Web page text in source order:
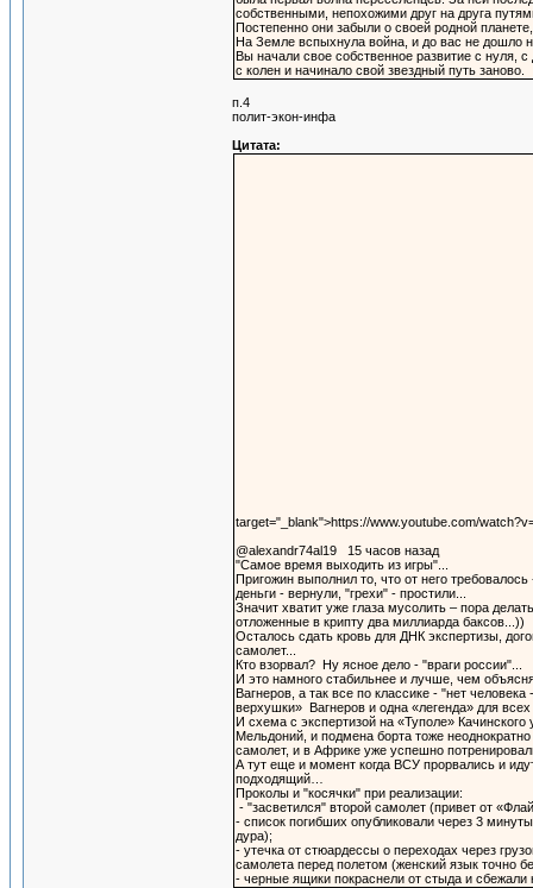
собственными, непохожими друг на друга
Постепенно они забыли о своей родной
На Земле вспыхнула война, и до вас не дошло
Вы начали свое собственное развитие с нуля,
с колен и начинало свой звездный путь заново.
п.4
полит-экон-инфа
Цитата:
target="_blank">https://www.youtube.com/
@alexandr74al19 15 часов назад
"Самое время выходить из игры"...
Пригожин выполнил то, что от него
деньги - вернули, "грехи" - простили...
Значит хватит уже глаза мусолить – пора
отложенные в крипту два миллиарда баксов...))
Осталось сдать кровь для ДНК экспертизы,
самолет...
Кто взорвал? Ну ясное дело - "враги россии"...
И это намного стабильнее и лучше, чем
Вагнеров, а так все по классике - "нет
верхушки» Вагнеров и одна «легенда» для
И схема с экспертизой на «Туполе»
Мельдоний, и подмена борта тоже
самолет, и в Африке уже успешно
А тут еще и момент когда ВСУ прорвались и
подходящий…
Проколы и "косячки" при реализации:
- "засветился" второй самолет (привет от
- список погибших опубликовали через 3
дура);
- утечка от стюардессы о переходах через
самолета перед полетом (женский язык точно
- черные ящики покраснели от стыда и